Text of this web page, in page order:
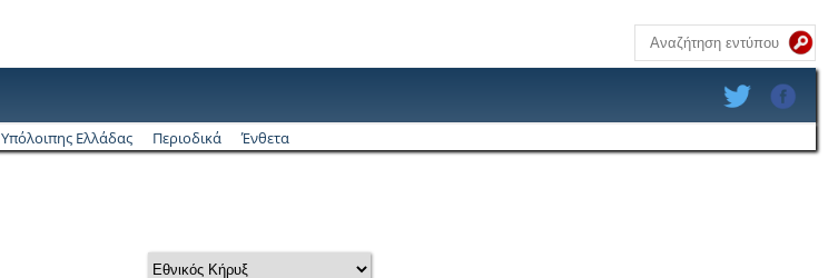
Υπόλοιπης Ελλάδας Περιοδικά Ένθετα